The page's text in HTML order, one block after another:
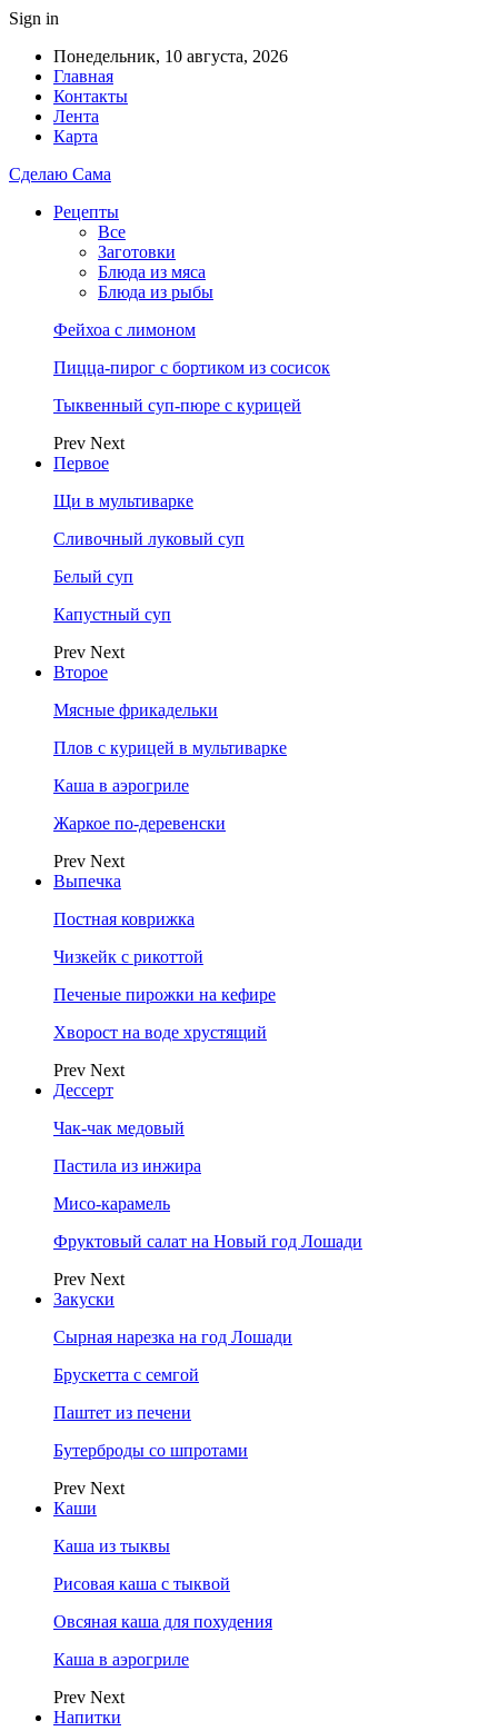
Sign in
Понедельник, 10 августа, 2026
Главная
Контакты
Лента
Карта
Сделаю Сама
Рецепты
Все
Заготовки
Блюда из мяса
Блюда из рыбы
Фейхоа с лимоном
Пицца-пирог с бортиком из сосисок
Тыквенный суп-пюре с курицей
Prev Next
Первое
Щи в мультиварке
Сливочный луковый суп
Белый суп
Капустный суп
Prev Next
Второе
Мясные фрикадельки
Плов с курицей в мультиварке
Каша в аэрогриле
Жаркое по-деревенски
Prev Next
Выпечка
Постная коврижка
Чизкейк с рикоттой
Печеные пирожки на кефире
Хворост на воде хрустящий
Prev Next
Дессерт
Чак-чак медовый
Пастила из инжира
Мисо-карамель
Фруктовый салат на Новый год Лошади
Prev Next
Закуски
Сырная нарезка на год Лошади
Брускетта с семгой
Паштет из печени
Бутерброды со шпротами
Prev Next
Каши
Каша из тыквы
Рисовая каша с тыквой
Овсяная каша для похудения
Каша в аэрогриле
Prev Next
Напитки